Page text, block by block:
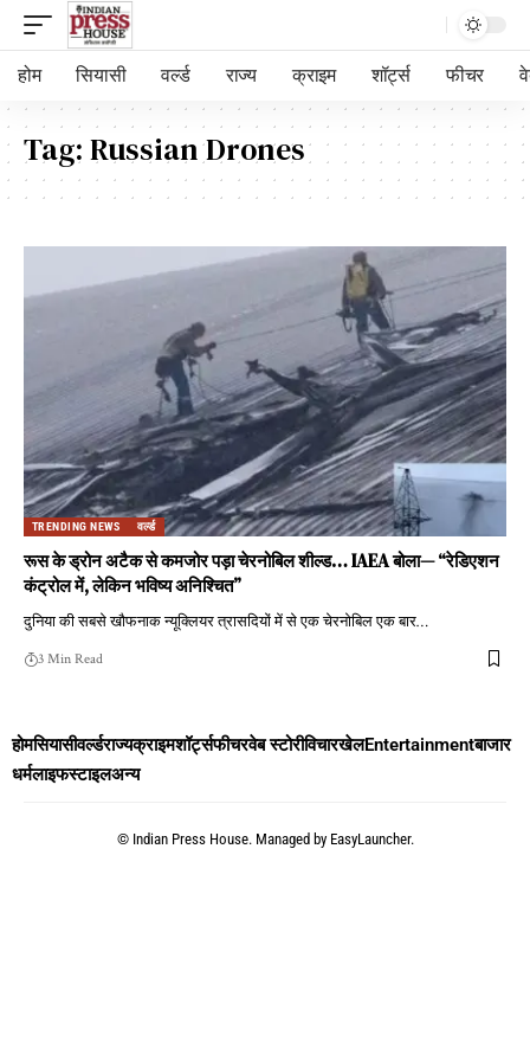
होम सियासी वर्ल्ड राज्य क्राइम शॉर्ट्स फीचर
Tag:Russian Drones
TRENDING NEWS वर्ल्ड
रूस के ड्रोन अटैक से कमजोर पड़ा चेरनोबिल शील्ड… IAEA बोला— “रेडिएशन
कंट्रोल में, लेकिन भविष्य अनिश्चित”
दुनिया की सबसे खौफनाक न्यूक्लियर त्रासदियों में से एक चेरनोबिल एक बार…
3 Min Read
होमसियासीवर्ल्डराज्यक्राइमशॉर्ट्सफीचरवेब स्टोरीविचारखेलEntertainmentबाजार
धर्मलाइफस्टाइलअन्य
© Indian Press House. Managed by EasyLauncher.